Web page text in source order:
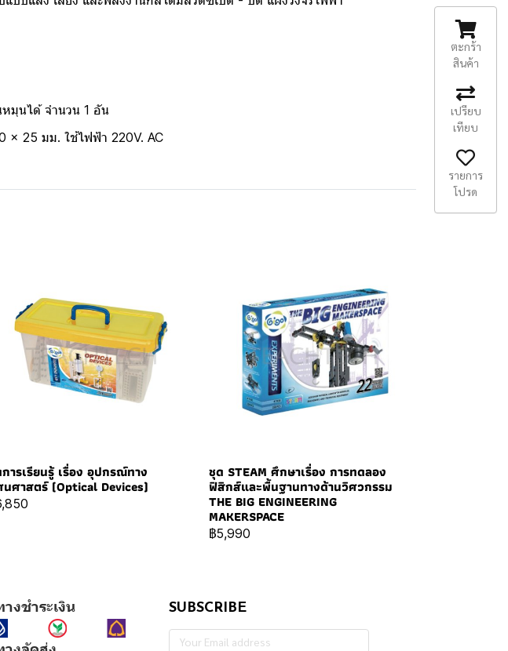
มุนได้ จำนวน 1 อัน
25 มม. ใช้ไฟฟ้า 220V. AC
ารเรียนรู้ เรื่อง อุปกรณ์ทาง
ศาสตร์ (Optical Devices)
ชุด STEAM ศึกษาเรื่อง การทดลอง
ฟิสิกส์และพื้นฐานทางด้านวิศวกรรม
THE BIG ENGINEERING
MAKERSPACE
฿5,990
งชำระเงิน SUBSCRIBE
ตะกร้า
สินค้า
เปรียบ
เทียบ
รายการ
โปรด